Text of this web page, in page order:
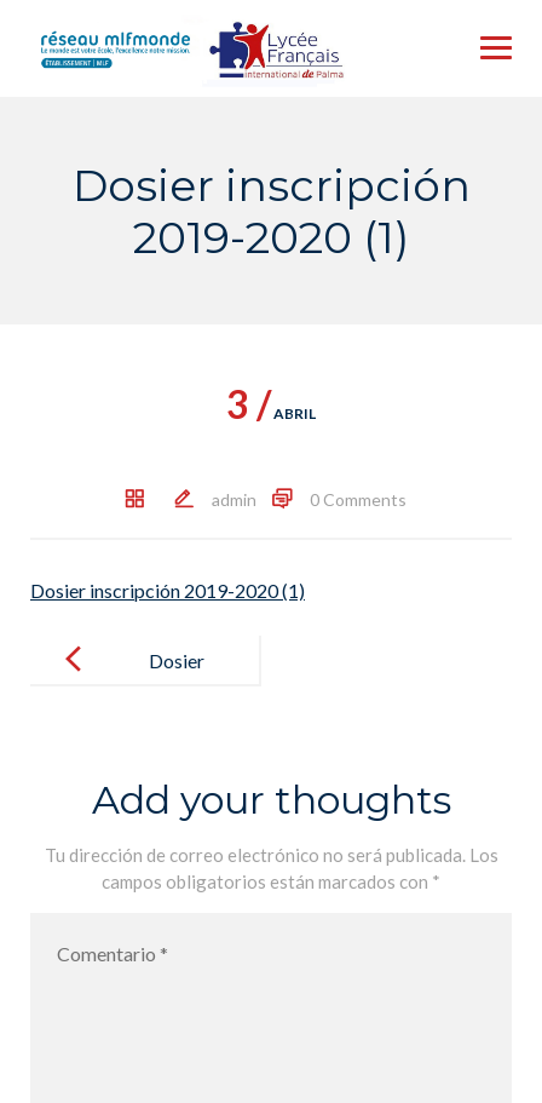
content
Dosier inscripción
2019-2020 (1)
3 /ABRIL
admin 0 Comments
Dosier inscripción 2019-2020 (1)
navigation
Dosier
Add your thoughts
Tu dirección de correo electrónico no será publicada. Los
campos obligatorios están marcados con *